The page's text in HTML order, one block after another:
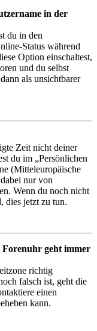
in der
du in den
Status während
Option einschaltest,
und du selbst
als unsichtbarer
Zeit nicht deiner
du im „Persönlichen
(Mitteleuropäische
nur von
Wenn du noch nicht
dies jetzt zu tun.
Forenuhr geht immer
richtig
falsch ist, geht die
einen
kann.